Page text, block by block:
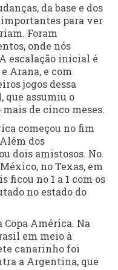
da base e dos
para ver
Foram
onde nós
escalação inicial é
Arana, e com
jogos dessa
que assumiu o
de cinco meses.
começou no fim
dos
dois amistosos. No
no Texas, em
ficou no 1 a 1 com os
no estado do
Copa América. Na
em meio à
canarinho foi
a Argentina, que